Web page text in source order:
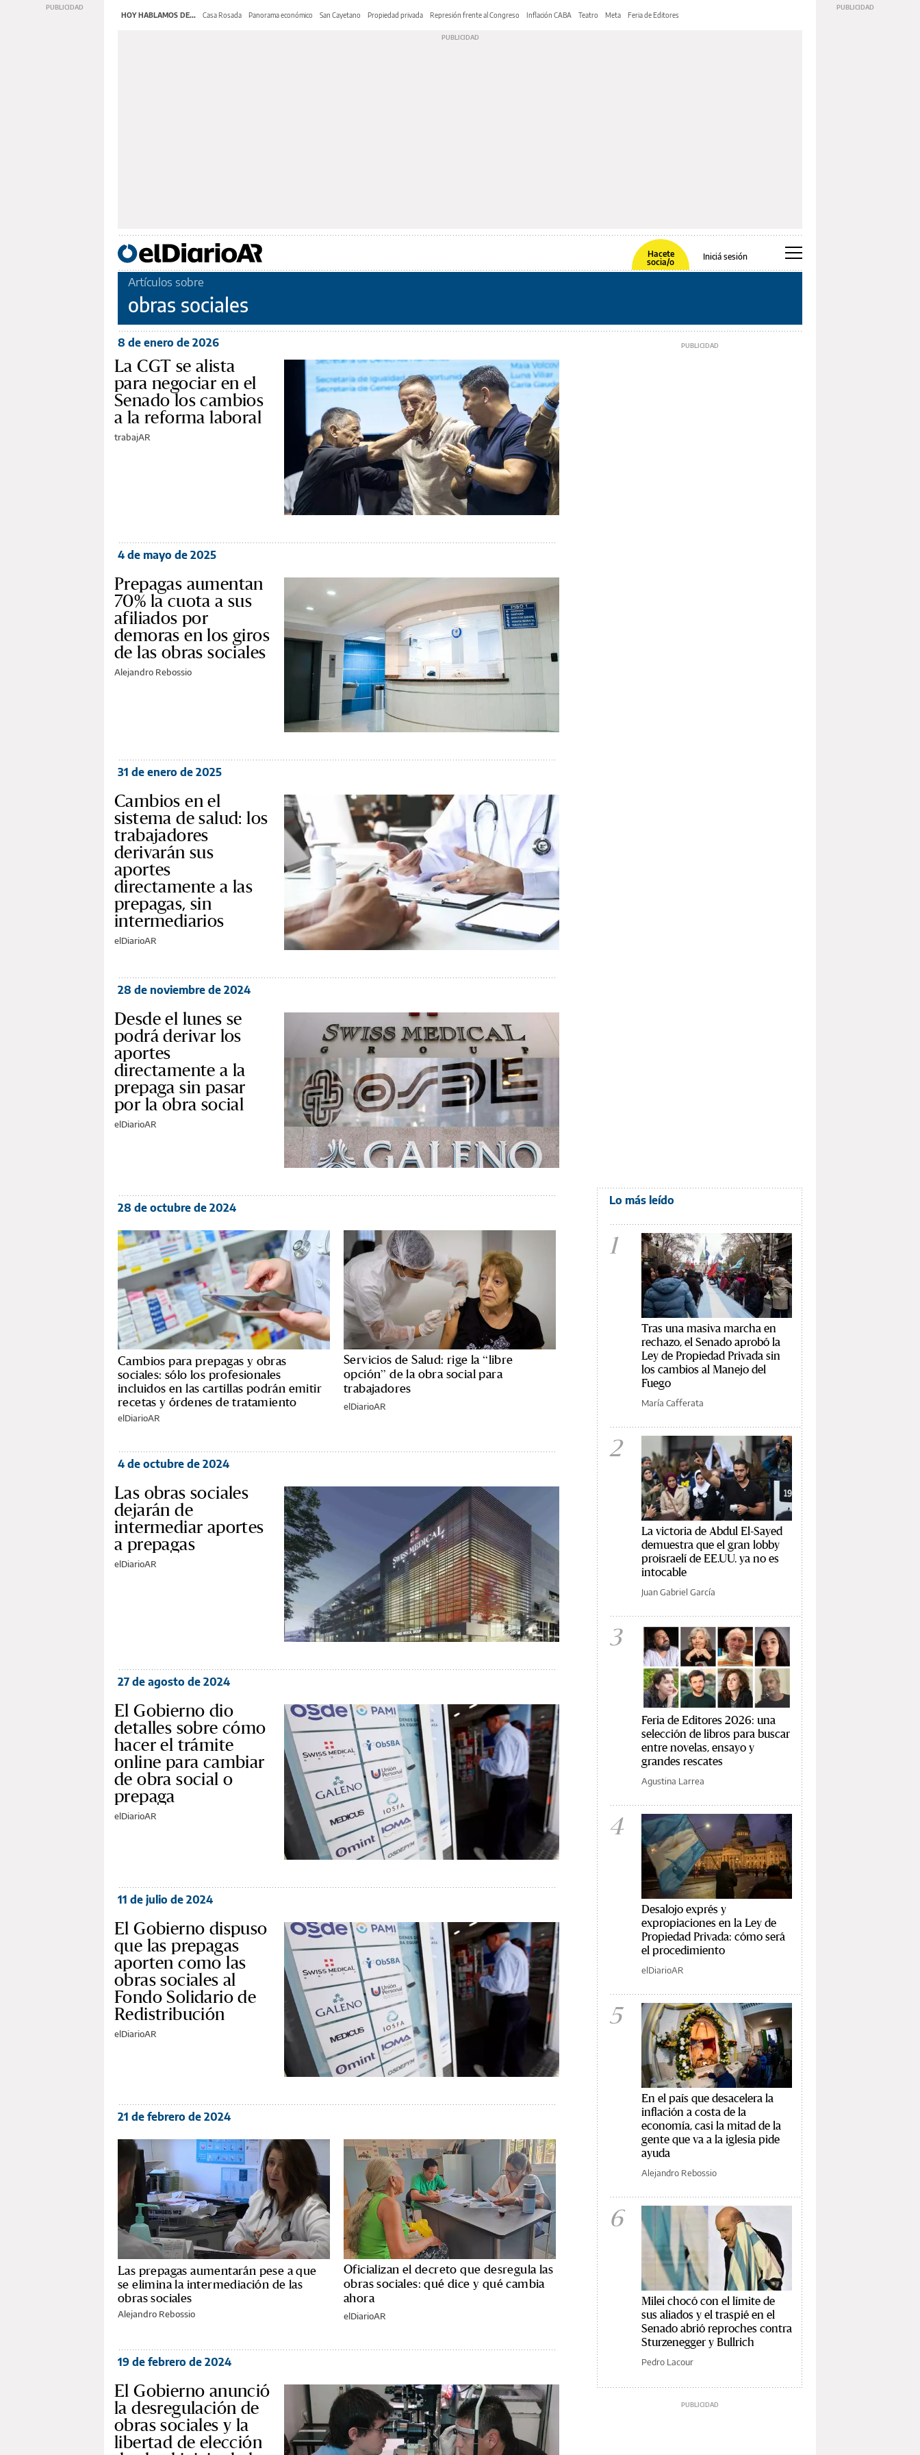
HOY HABLAMOS DE... Casa Rosada Panorama económico San Cayetano Propiedad privada Represión frente al Congreso Inflación CABA Teatro Meta Feria de Editores
Hacete
socia/o
Iniciá sesión
Artículos sobre
obras sociales
8 de enero de 2026
La CGT se alista
para negociar en el
Senado los cambios
a la reforma laboral
trabajAR
4 de mayo de 2025
Prepagas aumentan
70% la cuota a sus
afiliados por
demoras en los giros
de las obras sociales
Alejandro Rebossio
31 de enero de 2025
Cambios en el
sistema de salud: los
trabajadores
derivarán sus
aportes
directamente a las
prepagas, sin
intermediarios
elDiarioAR
28 de noviembre de 2024
Desde el lunes se
podrá derivar los
aportes
directamente a la
prepaga sin pasar
por la obra social
elDiarioAR
28 de octubre de 2024
Cambios para prepagas y obras
sociales: sólo los profesionales
incluidos en las cartillas podrán emitir
recetas y órdenes de tratamiento
elDiarioAR
Servicios de Salud: rige la “libre
opción” de la obra social para
trabajadores
elDiarioAR
4 de octubre de 2024
Las obras sociales
dejarán de
intermediar aportes
a prepagas
elDiarioAR
27 de agosto de 2024
El Gobierno dio
detalles sobre cómo
hacer el trámite
online para cambiar
de obra social o
prepaga
elDiarioAR
11 de julio de 2024
El Gobierno dispuso
que las prepagas
aporten como las
obras sociales al
Fondo Solidario de
Redistribución
elDiarioAR
21 de febrero de 2024
Las prepagas aumentarán pese a que
se elimina la intermediación de las
obras sociales
Alejandro Rebossio
Oficializan el decreto que desregula las
obras sociales: qué dice y qué cambia
ahora
elDiarioAR
19 de febrero de 2024
El Gobierno anunció
la desregulación de
obras sociales y la
libertad de elección
Lo más leído
1
Tras una masiva marcha en
rechazo, el Senado aprobó la
Ley de Propiedad Privada sin
los cambios al Manejo del
Fuego
María Cafferata
2
La victoria de Abdul El-Sayed
demuestra que el gran lobby
proisraelí de EE.UU. ya no es
intocable
Juan Gabriel García
3
Feria de Editores 2026: una
selección de libros para buscar
entre novelas, ensayo y
grandes rescates
Agustina Larrea
4
Desalojo exprés y
expropiaciones en la Ley de
Propiedad Privada: cómo será
el procedimiento
elDiarioAR
5
En el país que desacelera la
inflación a costa de la
economía, casi la mitad de la
gente que va a la iglesia pide
ayuda
Alejandro Rebossio
6
Milei chocó con el límite de
sus aliados y el traspié en el
Senado abrió reproches contra
Sturzenegger y Bullrich
Pedro Lacour